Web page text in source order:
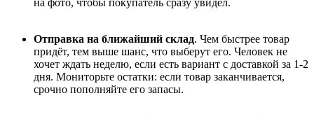
на фото, чтобы покупатель сразу увидел.
Отправка на ближайший склад. Чем быстрее товар
придёт, тем выше шанс, что выберут его. Человек не
хочет ждать неделю, если есть вариант с доставкой за 1-2
дня. Мониторьте остатки: если товар заканчивается,
срочно пополняйте его запасы.